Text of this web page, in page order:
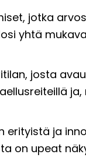
jotka
yhtä
josta
erityistä ja
on upeat